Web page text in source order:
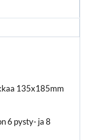
135x185mm
6 pysty- ja 8